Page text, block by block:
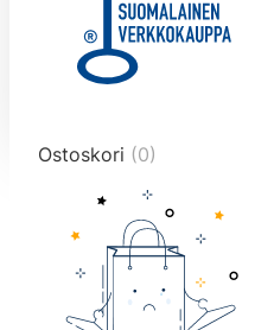
data-original-query-
data-max-
end="10">
Ostoskori (0)